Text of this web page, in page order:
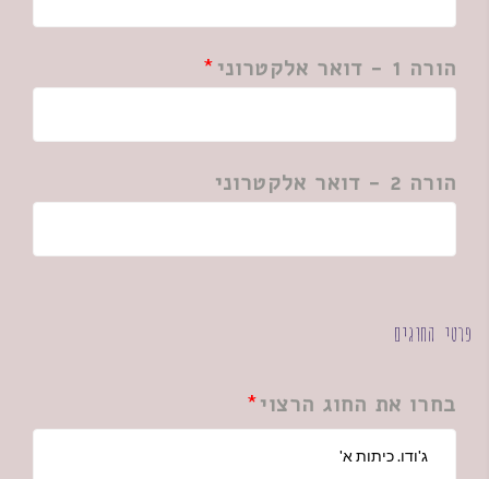
הורה 1 - דואר אלקטרוני
הורה 2 - דואר אלקטרוני
פרטי החוגים
בחרו את החוג הרצוי